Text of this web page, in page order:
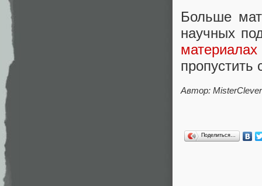
Больше
научных
пропустить
Автор: MisterClever
Поделиться…